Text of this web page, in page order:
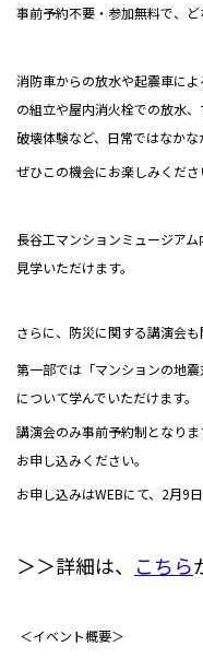
2022 年
2021 年
2020 年
2019 年
事前予約不要・参加無料で、ど
消防車からの放水や起震車に
の組立や屋内消火栓での放水
破壊体験など、日常ではなかな
ぜひこの機会にお楽しみくだ
長谷工マンションミュージアム
見学いただけます。
さらに、防災に関する講演会も
第一部では「マンションの地
について学んでいただけます。
講演会のみ事前予約制となりま
お申し込みください。
お申し込みはWEBにて、 2月9
＞＞詳細は、 こちら
＜イベント概要＞